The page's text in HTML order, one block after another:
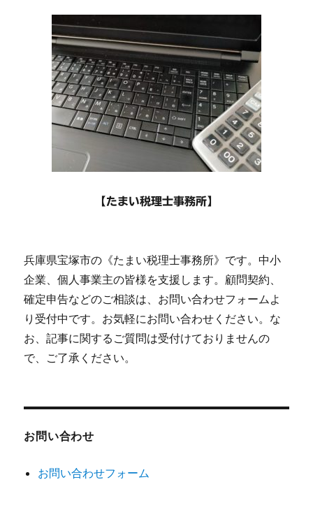
【たまい税理士事務所】
兵庫県宝塚市の《たまい税理士事務所》です。中小
企業、個人事業主の皆様を支援します。顧問契約、
確定申告などのご相談は、お問い合わせフォームよ
り受付中です。お気軽にお問い合わせください。な
お、記事に関するご質問は受付けておりませんの
で、ご了承ください。
お問い合わせ
お問い合わせフォーム